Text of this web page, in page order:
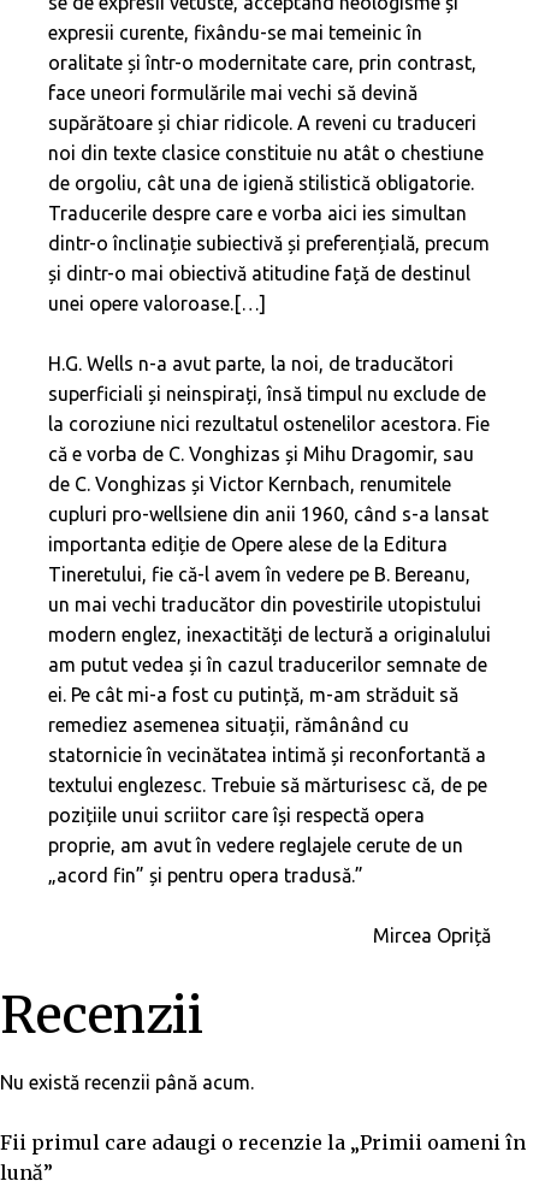
expresii curente, fixându-se mai temeinic în
oralitate și într-o modernitate care, prin contrast,
face uneori formulările mai vechi să devină
supărătoare și chiar ridicole. A reveni cu traduceri
noi din texte clasice constituie nu atât o chestiune
de orgoliu, cât una de igienă stilistică obligatorie.
Traducerile despre care e vorba aici ies simultan
dintr-o înclinație subiectivă și preferențială, precum
și dintr-o mai obiectivă atitudine față de destinul
unei opere valoroase.[…]
H.G. Wells n-a avut parte, la noi, de traducători
superficiali și neinspirați, însă timpul nu exclude de
la coroziune nici rezultatul ostenelilor acestora. Fie
că e vorba de C. Vonghizas și Mihu Dragomir, sau
de C. Vonghizas și Victor Kernbach, renumitele
cupluri pro-wellsiene din anii 1960, când s-a lansat
importanta ediție de Opere alese de la Editura
Tineretului, fie că-l avem în vedere pe B. Bereanu,
un mai vechi traducător din povestirile utopistului
modern englez, inexactități de lectură a originalului
am putut vedea și în cazul traducerilor semnate de
ei. Pe cât mi-a fost cu putință, m-am străduit să
remediez asemenea situații, rămânând cu
statornicie în vecinătatea intimă și reconfortantă a
textului englezesc. Trebuie să mărturisesc că, de pe
pozițiile unui scriitor care își respectă opera
proprie, am avut în vedere reglajele cerute de un
„acord fin” și pentru opera tradusă.”
Mircea Opriță
Recenzii
Nu există recenzii până acum.
Fii primul care adaugi o recenzie la „Primii oameni în
lună”